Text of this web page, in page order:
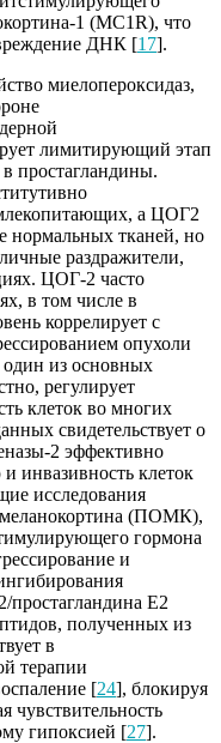
1 (MC1R), что
ДНК [17].
миелопероксидаз,
лимитирующий этап
простагландины.
млекопитающих, а ЦОГ2
нормальных тканей, но
раздражители,
ЦОГ-2 часто
в том числе в
коррелирует с
опухоли
из основных
регулирует
клеток во многих
свидетельствует о
2 эффективно
инвазивность клеток
исследования
(ПОМК),
гормона
и
простагландина Е2
полученных из
в
терапии
[24], блокируя
чувствительность
гипоксией [27].